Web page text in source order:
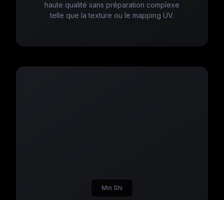
haute qualité sans préparation complexe
telle que la texture ou le mapping UV.
Min Shi